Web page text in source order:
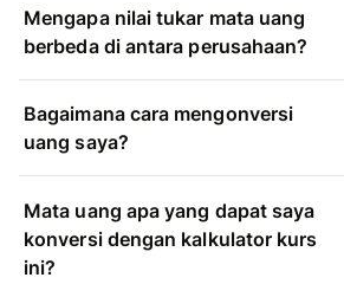
Mengapa nilai tukar mata uang
berbeda di antara perusahaan?
Bagaimana cara mengonversi
uang saya?
Mata uang apa yang dapat saya
konversi dengan kalkulator kurs
ini?